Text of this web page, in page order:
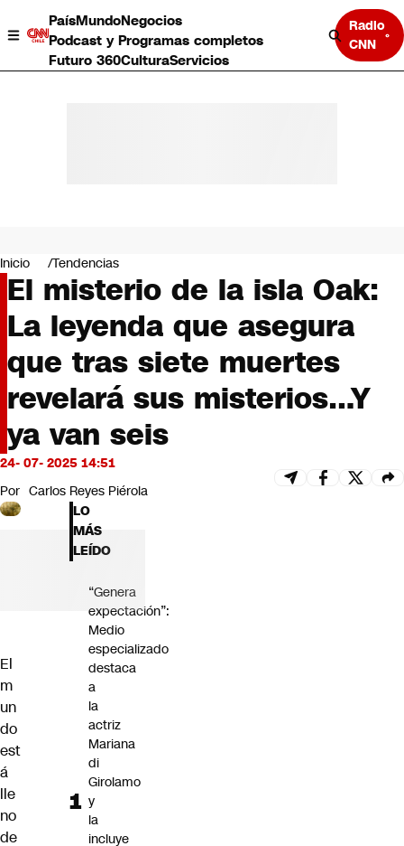
PaísMundoNegocios
Podcast y Programas completos
Futuro 360CulturaServicios
Radio
CNN
Negocios
Deportes
Programas completos
Cultura
Servicios
Bits
CNN Data
CNN tiempo
Opinión
Inicio Tendencias
El misterio de la isla Oak:
La leyenda que asegura
que tras siete muertes
revelará sus misterios…Y
ya van seis
24- 07- 2025 14:51
Por Carlos Reyes Piérola
El
m
un
do
est
á
lle
no
de
LO
MÁS
LEÍDO
“Genera
expectación”:
Medio
especializado
destaca
a
la
actriz
Mariana
di
Girolamo
y
la
incluye